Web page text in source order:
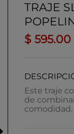
TRAJE
$ 595.00
Este traje
de
comodidad.